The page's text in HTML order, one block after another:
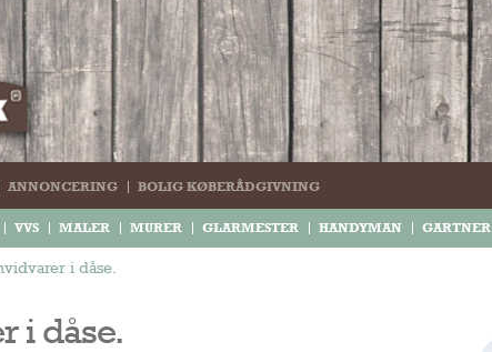
ANNONCERING BOLIG KØBERÅDGIVNING
VVS MALER MURER GLARMESTER HANDYMAN GARTNER
i dåse.
i dåse.